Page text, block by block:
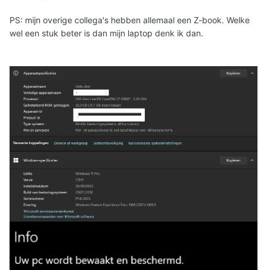
PS: mijn overige collega's hebben allemaal een Z-book. Welke
wel een stuk beter is dan mijn laptop denk ik dan.